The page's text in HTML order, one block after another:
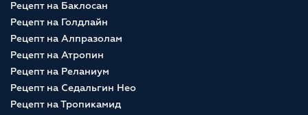
Рецепт на Баклосан
Рецепт на Голдлайн
Рецепт на Алпразолам
Рецепт на Атропин
Рецепт на Реланиум
Рецепт на Седальгин Нео
Рецепт на Тропикамид